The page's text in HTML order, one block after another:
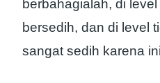
berbahagialah, di
bersedih, dan di level
sangat sedih karena